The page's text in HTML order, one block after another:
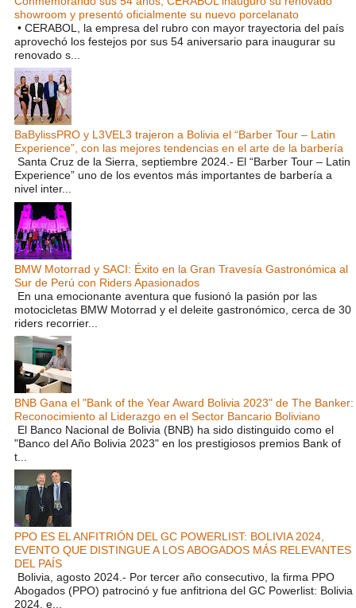
showroom y presentó oficialmente su nuevo porcelanato
• CERABOL, la empresa del rubro con mayor trayectoria del país
aprovechó los festejos por sus 54 aniversario para inaugurar su
renovado s...
BaBylissPRO y L3VEL3 trajeron a Bolivia el “Barber Tour – Latin
Experience”, con las mejores tendencias en el arte de la barbería
Santa Cruz de la Sierra, septiembre 2024.- El “Barber Tour – Latin
Experience” uno de los eventos más importantes de barbería a
nivel inter...
BMW Motorrad y SACI: Éxito en la Gran Travesía Gastronómica al
Sur de Perú con Riders Apasionados
En una emocionante aventura que fusionó la pasión por las
motocicletas BMW Motorrad y el deleite gastronómico, cerca de 30
riders recorrier...
BNB Gana el "Bank of the Year Award Bolivia 2023" de The Banker:
Reconocimiento al Liderazgo en el Sector Bancario Boliviano
El Banco Nacional de Bolivia (BNB) ha sido distinguido como el
"Banco del Año Bolivia 2023" en los prestigiosos premios Bank of
t...
PPO ES EL ANFITRIÓN DEL GC POWERLIST: BOLIVIA 2024,
EVENTO QUE DISTINGUE A LOS ABOGADOS MÁS RELEVANTES
DEL PAÍS
Bolivia, agosto 2024.- Por tercer año consecutivo, la firma PPO
Abogados (PPO) patrocinó y fue anfitriona del GC Powerlist: Bolivia
2024, e...